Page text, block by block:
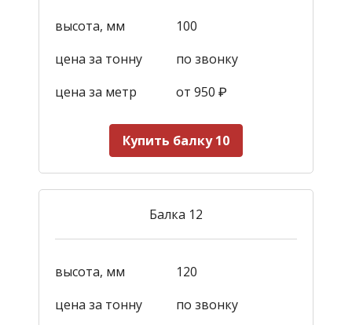
высота, мм
100
цена за тонну
по звонку
цена за метр
от 950 ₽
Купить балку 10
Балка 12
высота, мм
120
цена за тонну
по звонку